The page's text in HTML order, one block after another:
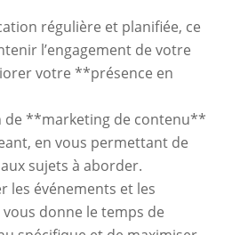
régulière et planifiée, ce
l’engagement de votre
votre **présence en
de **marketing de contenu**
en vous permettant de
sujets à aborder.
les événements et les
donne le temps de